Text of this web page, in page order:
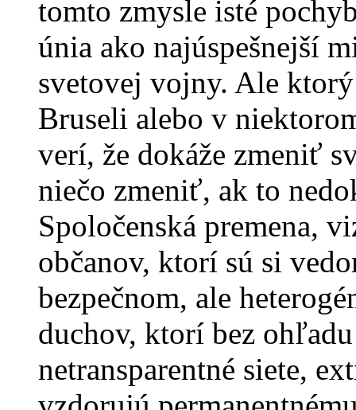
tomto zmysle isté
únia ako najúspešnejší
svetovej vojny. Ale
Bruseli alebo v
verí, že dokáže zmeniť
niečo zmeniť, ak to
Spoločenská premena,
občanov, ktorí sú si
bezpečnom, ale
duchov, ktorí bez
netransparentné siete,